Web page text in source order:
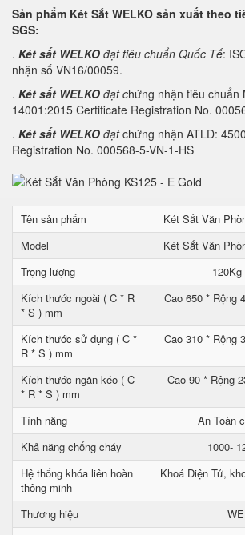
Sản phẩm Két Sắt WELKO sản xuất theo
SGS:
. Két sắt WELKO đạt tiêu chuẩn Quốc Tế:
nhận số VN16/00059.
. Két sắt WELKO đạt chứng nhận tiêu chuẩn
14001:2015 Certificate Registration No.
. Két sắt WELKO đạtchứng nhận ATLĐ:
Registration No. 000568-5-VN-1-HS
Tên sản phẩm
Két Sắt Văn
Model
Két Sắt Văn
Trọng lượng
Kích thước ngoài ( C * R
* S ) mm
Cao 650 * Rộng
Kích thước sử dụng ( C *
R * S ) mm
Cao 310 * Rộng
Kích thước ngăn kéo ( C
* R * S ) mm
Cao 90 * Rộng
Tính năng
An Toàn
Khả năng chống cháy
1000-
Hệ thống khóa liên hoàn
thông minh
Khoá Điện Tử,
Thương hiệu